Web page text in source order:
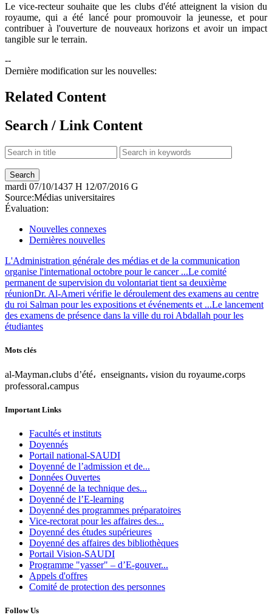
Le vice-recteur souhaite que les clubs d'été atteignent la vision du
royaume, qui a été lancé pour promouvoir la jeunesse, et pour
contribuer à l'ouverture de nouveaux horizons et avoir un impact
tangible sur le terrain.
--
Dernière modification sur les nouvelles:
Related Content
Search / Link Content
mardi 07/10/1437 H 12/07/2016 G
Source:Médias universitaires
Évaluation:
Nouvelles connexes
Dernières nouvelles
L'Administration générale des médias et de la communication
organise l'international octobre pour le cancer ...Le comité
permanent de supervision du volontariat tient sa deuxième
réunionDr. Al-Ameri vérifie le déroulement des examens au centre
du roi Salman pour les expositions et événements et ...Le lancement
des examens de présence dans la ville du roi Abdallah pour les
étudiantes
Mots clés
al-Mayman،clubs d’été، enseignants، vision du royaume،corps
professoral،campus
Important Links
Facultés et instituts
Doyennés
Portail national-SAUDI
Doyenné de l’admission et de...
Données Ouvertes
Doyenné de la technique des...
Doyenné de l’E-learning
Doyenné des programmes préparatoires
Vice-rectorat pour les affaires des...
Doyenné des études supérieures
Doyenné des affaires des bibliothèques
Portail Vision-SAUDI
Programme "yasser" – d’E-gouver...
Appels d'offres
Comité de protection des personnes
Follow Us